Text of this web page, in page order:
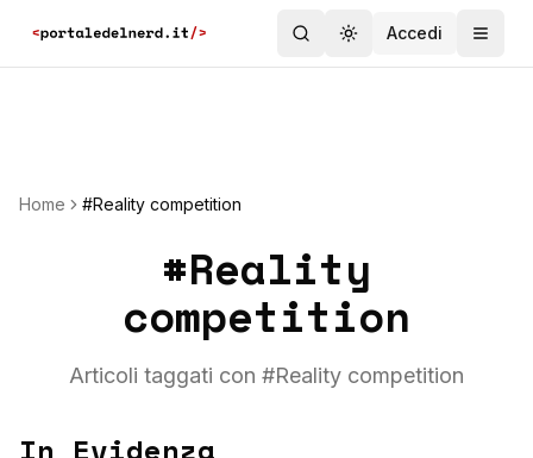
Toggle theme
Accedi
Home #Reality competition
#Reality
competition
Articoli taggati con #Reality competition